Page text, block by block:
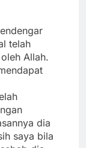
telah
Allah.
dia
saya bila